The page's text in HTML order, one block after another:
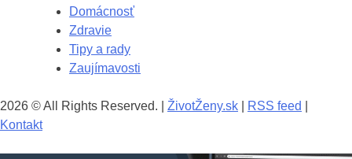
Domácnosť
Zdravie
Tipy a rady
Zaujímavosti
2026 © All Rights Reserved. | ŽivotŽeny.sk RSS feed
Kontakt